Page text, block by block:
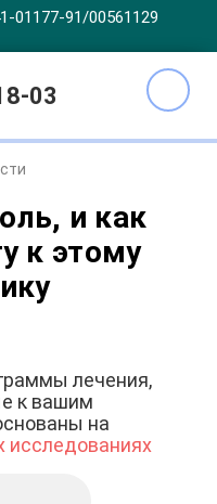
01177-91/00561129
03
и как
к этому
лечения,
к вашим
на
исследованиях